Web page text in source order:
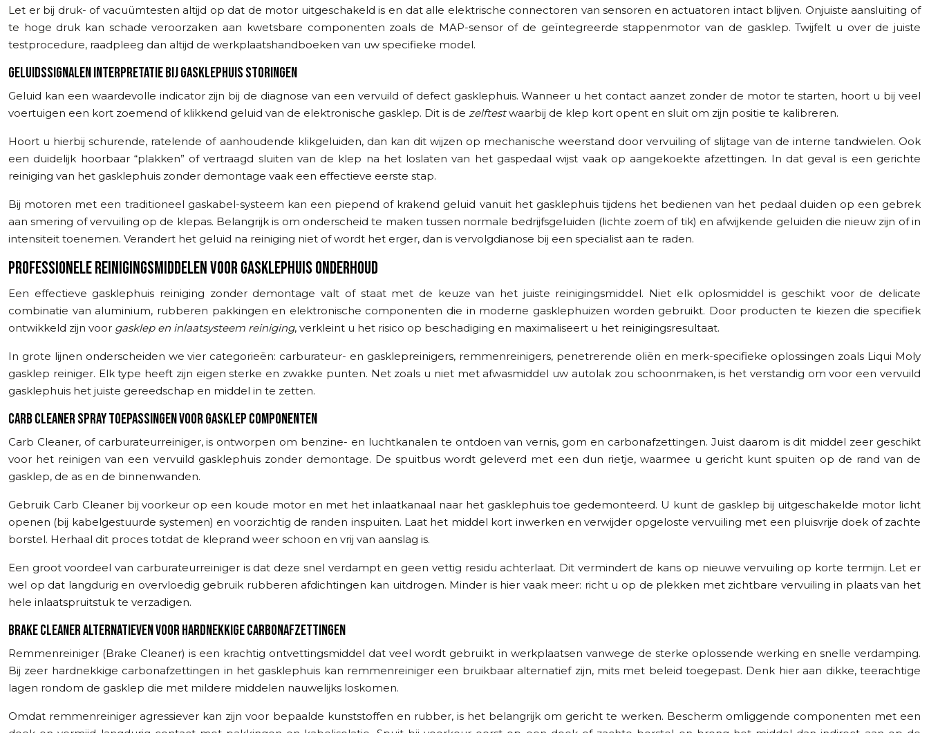
Let er bij druk- of vacuümtesten altijd op dat de motor uitgeschakeld is en dat alle elektrische connectoren van sensoren en actuatoren intact blijven. Onjuiste aansluiting of
te hoge druk kan schade veroorzaken aan kwetsbare componenten zoals de MAP-sensor of de geïntegreerde stappenmotor van de gasklep. Twijfelt u over de juiste
testprocedure, raadpleeg dan altijd de werkplaatshandboeken van uw specifieke model.
GELUIDSSIGNALEN INTERPRETATIE BIJ GASKLEPHUIS STORINGEN
Geluid kan een waardevolle indicator zijn bij de diagnose van een vervuild of defect gasklephuis. Wanneer u het contact aanzet zonder de motor te starten, hoort u bij veel
voertuigen een kort zoemend of klikkend geluid van de elektronische gasklep. Dit is de zelftestwaarbij de klep kort opent en sluit om zijn positie te kalibreren.
Hoort u hierbij schurende, ratelende of aanhoudende klikgeluiden, dan kan dit wijzen op mechanische weerstand door vervuiling of slijtage van de interne tandwielen. Ook
een duidelijk hoorbaar “plakken” of vertraagd sluiten van de klep na het loslaten van het gaspedaal wijst vaak op aangekoekte afzettingen. In dat geval is een gerichte
reiniging van het gasklephuis zonder demontage vaak een effectieve eerste stap.
Bij motoren met een traditioneel gaskabel-systeem kan een piepend of krakend geluid vanuit het gasklephuis tijdens het bedienen van het pedaal duiden op een gebrek
aan smering of vervuiling op de klepas. Belangrijk is om onderscheid te maken tussen normale bedrijfsgeluiden (lichte zoem of tik) en afwijkende geluiden die nieuw zijn of in
intensiteit toenemen. Verandert het geluid na reiniging niet of wordt het erger, dan is vervolgdianose bij een specialist aan te raden.
PROFESSIONELE REINIGINGSMIDDELEN VOOR GASKLEPHUIS ONDERHOUD
Een effectieve gasklephuis reiniging zonder demontage valt of staat met de keuze van het juiste reinigingsmiddel. Niet elk oplosmiddel is geschikt voor de delicate
combinatie van aluminium, rubberen pakkingen en elektronische componenten die in moderne gasklephuizen worden gebruikt. Door producten te kiezen die specifiek
ontwikkeld zijn voor gasklep en inlaatsysteem reiniging, verkleint u het risico op beschadiging en maximaliseert u het reinigingsresultaat.
In grote lijnen onderscheiden we vier categorieën: carburateur- en gasklepreinigers, remmenreinigers, penetrerende oliën en merk-specifieke oplossingen zoals Liqui Moly
gasklep reiniger. Elk type heeft zijn eigen sterke en zwakke punten. Net zoals u niet met afwasmiddel uw autolak zou schoonmaken, is het verstandig om voor een vervuild
gasklephuis het juiste gereedschap en middel in te zetten.
CARB CLEANER SPRAY TOEPASSINGEN VOOR GASKLEP COMPONENTEN
Carb Cleaner, of carburateurreiniger, is ontworpen om benzine- en luchtkanalen te ontdoen van vernis, gom en carbonafzettingen. Juist daarom is dit middel zeer geschikt
voor het reinigen van een vervuild gasklephuis zonder demontage. De spuitbus wordt geleverd met een dun rietje, waarmee u gericht kunt spuiten op de rand van de
gasklep, de as en de binnenwanden.
Gebruik Carb Cleaner bij voorkeur op een koude motor en met het inlaatkanaal naar het gasklephuis toe gedemonteerd. U kunt de gasklep bij uitgeschakelde motor licht
openen (bij kabelgestuurde systemen) en voorzichtig de randen inspuiten. Laat het middel kort inwerken en verwijder opgeloste vervuiling met een pluisvrije doek of zachte
borstel. Herhaal dit proces totdat de kleprand weer schoon en vrij van aanslag is.
Een groot voordeel van carburateurreiniger is dat deze snel verdampt en geen vettig residu achterlaat. Dit vermindert de kans op nieuwe vervuiling op korte termijn. Let er
wel op dat langdurig en overvloedig gebruik rubberen afdichtingen kan uitdrogen. Minder is hier vaak meer: richt u op de plekken met zichtbare vervuiling in plaats van het
hele inlaatspruitstuk te verzadigen.
BRAKE CLEANER ALTERNATIEVEN VOOR HARDNEKKIGE CARBONAFZETTINGEN
Remmenreiniger (Brake Cleaner) is een krachtig ontvettingsmiddel dat veel wordt gebruikt in werkplaatsen vanwege de sterke oplossende werking en snelle verdamping.
Bij zeer hardnekkige carbonafzettingen in het gasklephuis kan remmenreiniger een bruikbaar alternatief zijn, mits met beleid toegepast. Denk hier aan dikke, teerachtige
lagen rondom de gasklep die met mildere middelen nauwelijks loskomen.
Omdat remmenreiniger agressiever kan zijn voor bepaalde kunststoffen en rubber, is het belangrijk om gericht te werken. Bescherm omliggende componenten met een